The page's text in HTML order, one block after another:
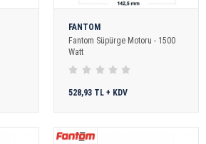
FANTOM
Fantom Süpürge Motoru - 1500
Watt
528,93 TL + KDV